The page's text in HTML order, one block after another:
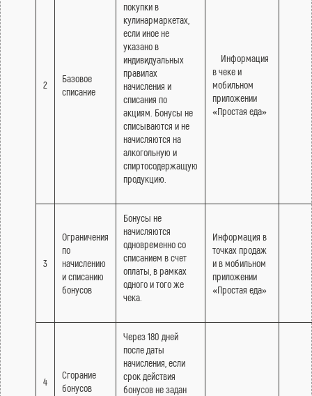
2
Базовое
списание
покупки в
кулинармаркетах,
если иное не
указано в
индивидуальных
правилах
начисления и
списания по
акциям. Бонусы не
списываются и не
начисляются на
алкогольную и
спиртосодержащую
продукцию.
Информация
в чеке и
мобильном
приложении
«Простая еда»
3
Ограничения
по
начислению
и списанию
бонусов
Бонусы не
начисляются
одновременно со
списанием в счет
оплаты, в рамках
одного и того же
чека.
Информация в
точках продаж
и в мобильном
приложении
«Простая еда»
4
Сгорание
бонусов
Через 180 дней
после даты
начисления, если
срок действия
бонусов не задан